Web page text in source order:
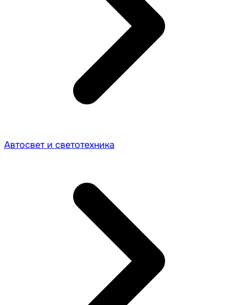
Автосвет и светотехника